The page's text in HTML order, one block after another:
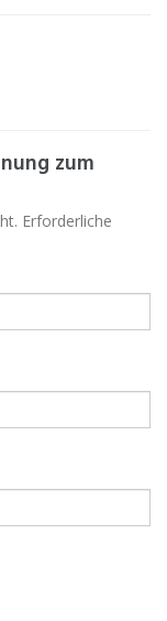
zum
Erforderliche